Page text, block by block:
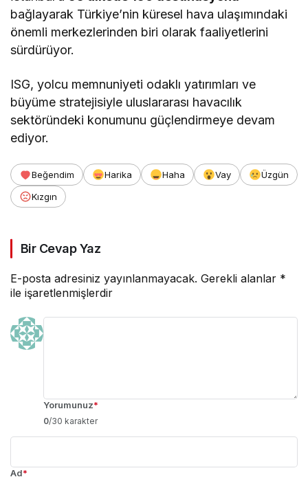
bağlayarak Türkiye’nin küresel hava ulaşımındaki
önemli merkezlerinden biri olarak faaliyetlerini
sürdürüyor.
ISG, yolcu memnuniyeti odaklı yatırımları ve
büyüme stratejisiyle uluslararası havacılık
sektöründeki konumunu güçlendirmeye devam
ediyor.
Beğendim Harika Haha Vay
Üzgün
Kızgın
Bir Cevap Yaz
E-posta adresiniz yayınlanmayacak. Gerekli alanlar *
ile işaretlenmişlerdir
Yorumunuz*
0/30 karakter
Ad*